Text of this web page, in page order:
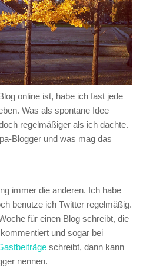
online ist, habe ich fast jede
Was als spontane Idee
regelmäßiger als ich dachte.
Blogger und was mag das
immer die anderen. Ich habe
benutze ich Twitter regelmäßig.
für einen Blog schreibt, die
und sogar bei
schreibt, dann kann
nennen.